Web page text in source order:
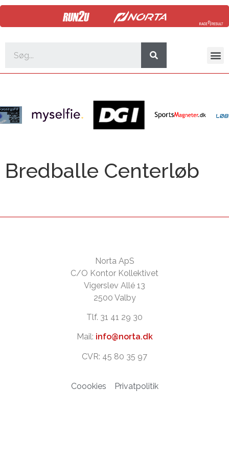
Bredballe Centerløb
Norta ApS
C/O Kontor Kollektivet
Vigerslev Allé 13
2500 Valby
Tlf. 31 41 29 30
Mail: info@norta.dk
CVR: 45 80 35 97
Coookies Privatpolitik